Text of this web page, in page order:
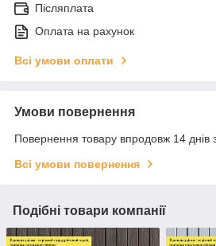
Післяплата
Оплата на рахунок
Всі умови оплати
Умови повернення
Повернення товару впродовж 14 днів
Всі умови повернення
Подібні товари компанії